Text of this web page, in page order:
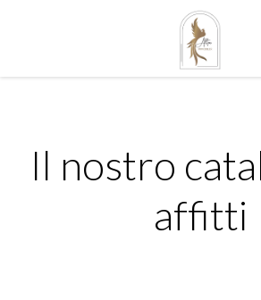
Il nostro
affitti